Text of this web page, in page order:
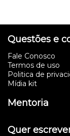
Questões e
Fale Conosco
Termos de uso
Politica de
Mídia kit
Mentoria
Quer